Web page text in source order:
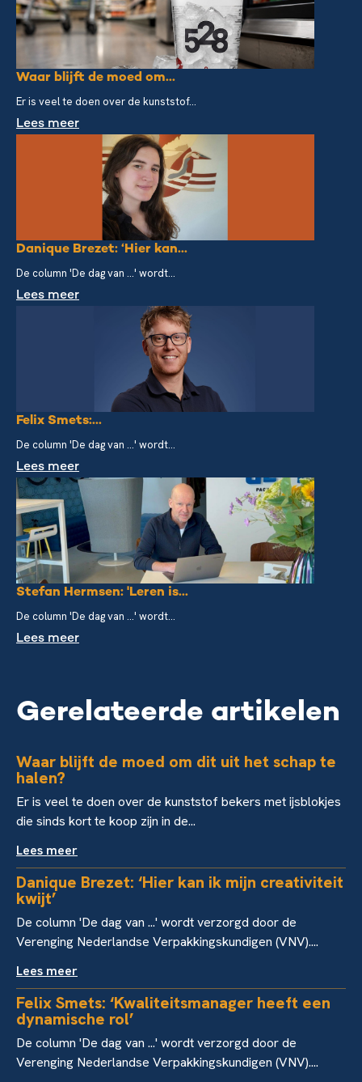
Waar blijft de moed om...
Er is veel te doen over de kunststof...
Lees meer
Danique Brezet: ‘Hier kan...
De column 'De dag van ...' wordt...
Lees meer
Felix Smets:...
De column 'De dag van ...' wordt...
Lees meer
Stefan Hermsen: 'Leren is...
De column 'De dag van ...' wordt...
Lees meer
Gerelateerde artikelen
Waar blijft de moed om dit uit het schap te
halen?
Er is veel te doen over de kunststof bekers met ijsblokjes
die sinds kort te koop zijn in de...
Lees meer
Danique Brezet: ‘Hier kan ik mijn creativiteit
kwijt’
De column 'De dag van ...' wordt verzorgd door de
Verenging Nederlandse Verpakkingskundigen (VNV)....
Lees meer
Felix Smets: ‘Kwaliteitsmanager heeft een
dynamische rol’
De column 'De dag van ...' wordt verzorgd door de
Verenging Nederlandse Verpakkingskundigen (VNV)....